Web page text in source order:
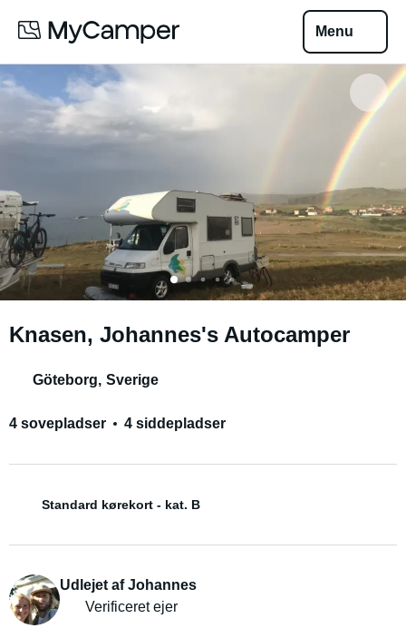
Menu
Knasen, Johannes's Autocamper
Göteborg, Sverige
4 sovepladser 4 siddepladser
Standard kørekort - kat. B
Udlejet af Johannes
Verificeret ejer